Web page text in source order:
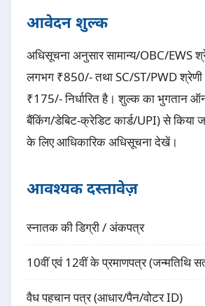
आवेदन शुल्क
अधिसूचना अनुसार सामान्य/OBC/EWS
लगभग ₹850/- तथा SC/ST/PWD
₹175/- निर्धारित है। शुल्क का भुगतान
बैंकिंग/डेबिट-क्रेडिट कार्ड/UPI) से किया
के लिए आधिकारिक अधिसूचना देखें।
आवश्यक दस्तावेज़
स्नातक की डिग्री / अंकपत्र
10वीं एवं 12वीं के प्रमाणपत्र (जन्मतिथि
वैध पहचान पत्र (आधार/पैन/वोटर ID)